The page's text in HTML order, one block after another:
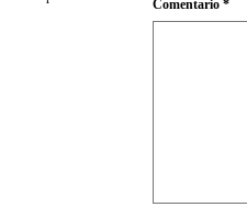
Comentario *